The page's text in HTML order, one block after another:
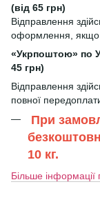
(від 65 грн)
Відправлення
оформлення, якщо
«Укрпоштою» по
45 грн)
Відправлення
повної
При
10 кг.
Більше інформації